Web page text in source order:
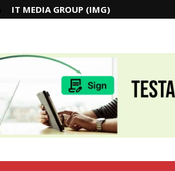
IT MEDIA GROUP (IMG)